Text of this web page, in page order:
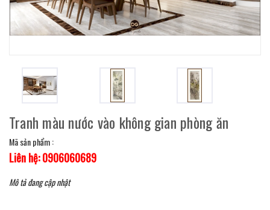
Tranh màu nước vào không gian phòng ăn
Mã sản phẩm :
Liên hệ: 0906060689
Mô tả đang cập nhật